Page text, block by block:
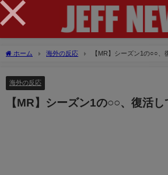
ホーム 海外の反応 【MR】シーズン1の○○、
海外の反応
【MR】シーズン1の○○、復活し
×